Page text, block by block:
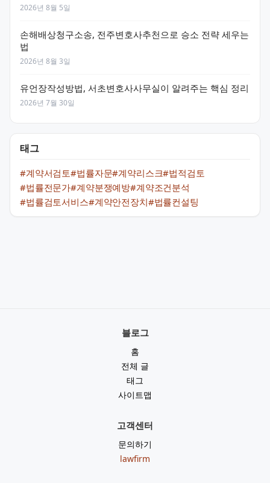
2026년 8월 5일
손해배상청구소송, 전주변호사추천으로 승소 전략 세우는
법
2026년 8월 3일
유언장작성방법, 서초변호사사무실이 알려주는 핵심 정리
2026년 7월 30일
태그
#계약서검토#법률자문#계약리스크#법적검토
#법률전문가#계약분쟁예방#계약조건분석
#법률검토서비스#계약안전장치#법률컨설팅
블로그
홈
전체 글
태그
사이트맵
고객센터
문의하기
lawfirm